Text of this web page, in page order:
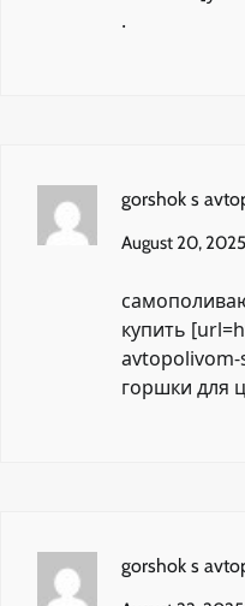
.
gorshok s
August 20,
купить
горшки для
gorshok s